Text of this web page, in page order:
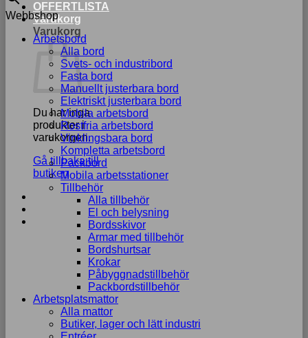
OFFERTLISTA
Varukorg
Varukorg
Du har inga
produkter i
varukorgen.
Gå tillbaka till
butiken
Webbshop
Arbetsbord
Alla bord
Svets- och industribord
Fasta bord
Manuellt justerbara bord
Elektriskt justerbara bord
Mobila arbetsbord
Rostfria arbetsbord
Vinklingsbara bord
Kompletta arbetsbord
Packbord
Mobila arbetsstationer
Tillbehör
Alla tillbehör
El och belysning
Bordsskivor
Armar med tillbehör
Bordshurtsar
Krokar
Påbyggnadstillbehör
Packbordstillbehör
Arbetsplatsmattor
Alla mattor
Butiker, lager och lätt industri